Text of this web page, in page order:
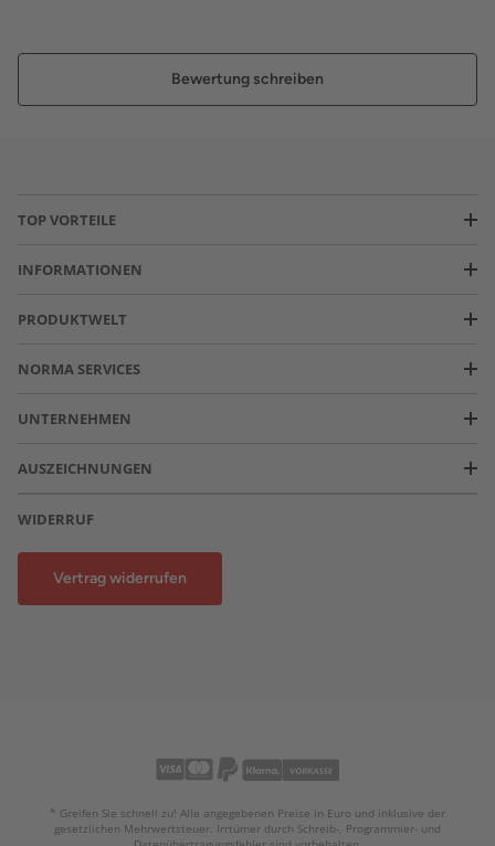
Bewertung schreiben
TOP VORTEILE
INFORMATIONEN
PRODUKTWELT
NORMA SERVICES
UNTERNEHMEN
AUSZEICHNUNGEN
WIDERRUF
Vertrag widerrufen
* Greifen Sie schnell zu! Alle angegebenen Preise in Euro und inklusive der
gesetzlichen Mehrwertsteuer. Irrtümer durch Schreib-, Programmier- und